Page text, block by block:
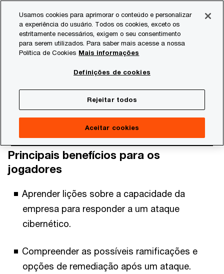
content
footer
Consultoria
Game of Threats
Principais benefícios para os
jogadores
Aprender lições sobre a capacidade da
empresa para responder a um ataque
cibernético.
Compreender as possíveis ramificações e
opções de remediação após um ataque.
Usamos cookies para aprimorar o conteúdo e personalizar
a experiência do usuário. Todos os cookies, exceto os
estritamente necessários, exigem o seu consentimento
para serem utilizados. Para saber mais acesse a nossa
Política de Cookies Mais informações
Definições de cookies
Rejeitar todos
Aceitar cookies